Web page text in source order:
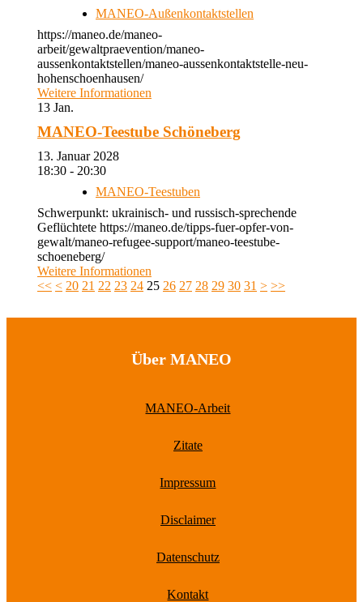
MANEO-Außenkontaktstellen
https://maneo.de/maneo-
arbeit/gewaltpraevention/maneo-
aussenkontaktstellen/maneo-aussenkontaktstelle-neu-
hohenschoenhausen/
Weitere Informationen
13 Jan.
MANEO-Teestube Schöneberg
13. Januar 2028
18:30 - 20:30
MANEO-Teestuben
Schwerpunkt: ukrainisch- und russisch-sprechende
Geflüchtete https://maneo.de/tipps-fuer-opfer-von-
gewalt/maneo-refugee-support/maneo-teestube-
schoeneberg/
Weitere Informationen
<< < 20 21 22 23 24 25 26 27 28 29 30 31 > >>
Über MANEO
MANEO-Arbeit
Zitate
Impressum
Disclaimer
Datenschutz
Kontakt